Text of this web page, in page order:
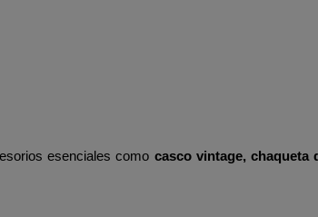
esenciales como casco vintage, chaqueta